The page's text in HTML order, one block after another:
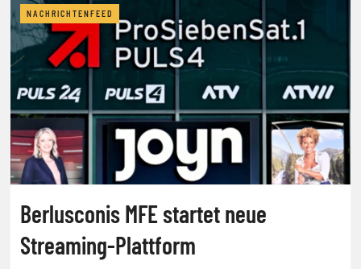
NACHRICHTENFEED
Berlusconis MFE startet neue
Streaming-Plattform